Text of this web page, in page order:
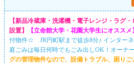
【新品冷蔵庫・洗濯機・電子レンジ・ラグ
設置】
【立命館大学・花園大学生にオススメ】
付物件☆ JR円町駅まで徒歩8分♪ インター
庭ごみは毎日何時でもごみ出しOK！オーナ
グの管理物件なので、設備トラブル、困り